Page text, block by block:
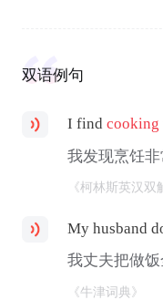
双语例句
I findcooking
我发现烹饪非
《柯林斯英汉双
My husband
我丈夫把做饭
《牛津词典》